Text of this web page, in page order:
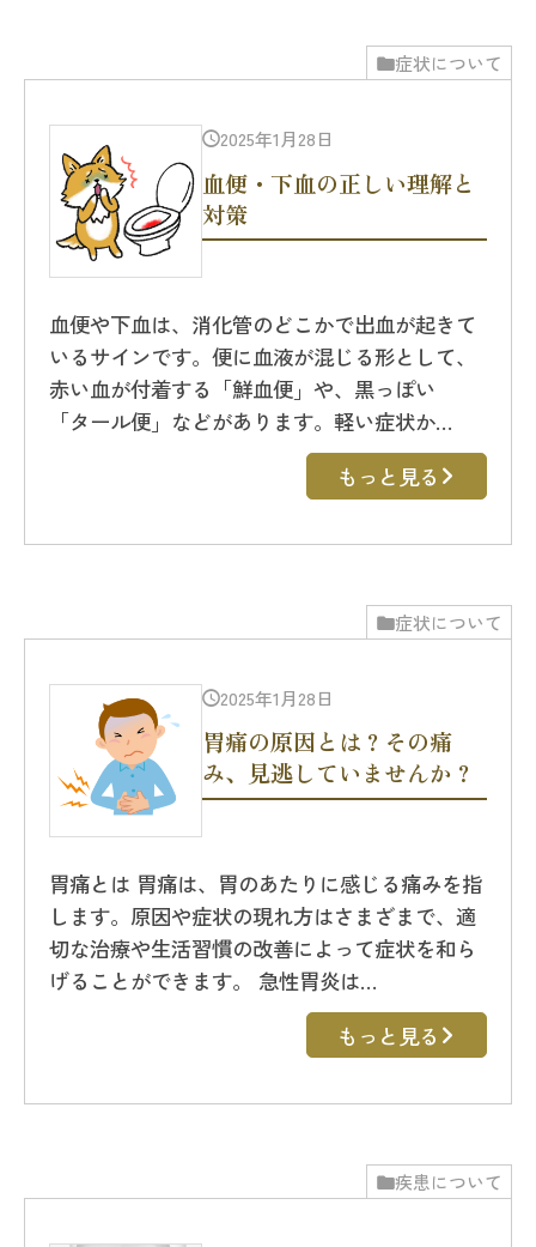
症状について
2025年1月28日
血便・下血の正しい理解と
対策
血便や下血は、消化管のどこかで出血が起きて
いるサインです。便に血液が混じる形として、
赤い血が付着する「鮮血便」や、黒っぽい
「タール便」などがあります。軽い症状か…
もっと見る
症状について
2025年1月28日
胃痛の原因とは？その痛
み、見逃していませんか？
胃痛とは 胃痛は、胃のあたりに感じる痛みを指
します。原因や症状の現れ方はさまざまで、適
切な治療や生活習慣の改善によって症状を和ら
げることができます。 急性胃炎は…
もっと見る
疾患について